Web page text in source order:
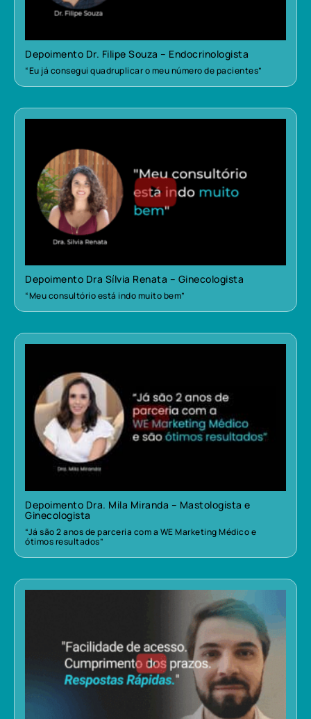
Depoimento Dr. Filipe Souza – Endocrinologista
“Eu já consegui quadruplicar o meu número de pacientes”
Depoimento Dra Sílvia Renata – Ginecologista
“Meu consultório está indo muito bem”
Depoimento Dra. Mila Miranda – Mastologista e
Ginecologista
“Já são 2 anos de parceria com a WE Marketing Médico e
ótimos resultados”